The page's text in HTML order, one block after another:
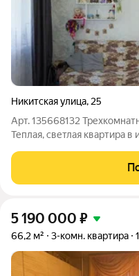
Никитская улица, 25
Арт. 135668132
Теплая, светлая квартира
инвестиций. Прямая
5 190 000 ₽
66,2 м² 3-комн. квартира